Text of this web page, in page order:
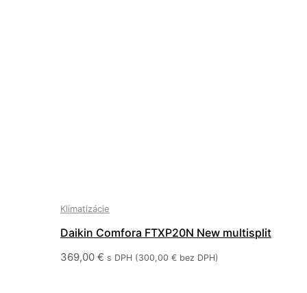
Klimatizácie
Daikin Comfora FTXP20N New multisplit
369,00 € s DPH (300,00 € bez DPH)